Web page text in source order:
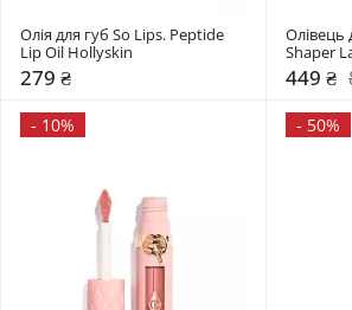
Олія для губ So Lips. Peptide
Lip Oil Hollyskin
279 ₴
Олівець
Shaper
449 ₴
- 10% - 50%